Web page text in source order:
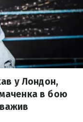
у Лондон,
в бою